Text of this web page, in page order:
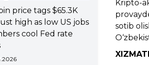
ma'lumot
qabul qilish jadvali
holatini tekshirish
yuborish
price tags $65.3K
high as low US jobs
cool Fed rate
Kripto-
sotib